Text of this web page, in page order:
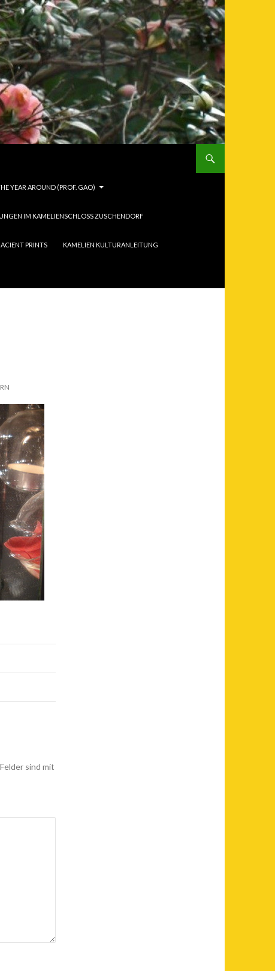
YEAR AROUND (PROF. GAO)
IM KAMELIENSCHLOSS ZUSCHENDORF
ACIENT PRINTS KAMELIEN KULTURANLEITUNG
sind mit